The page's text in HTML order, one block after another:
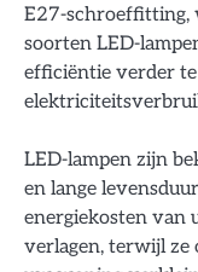
E27-schroeffitting,
soorten LED-
efficiëntie verder
LED-lampen zijn
en lange
energiekosten van
verlagen, terwijl ze